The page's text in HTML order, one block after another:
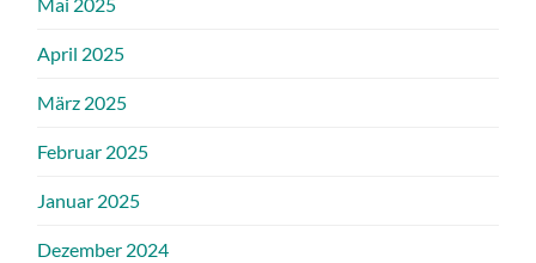
Mai 2025
April 2025
März 2025
Februar 2025
Januar 2025
Dezember 2024